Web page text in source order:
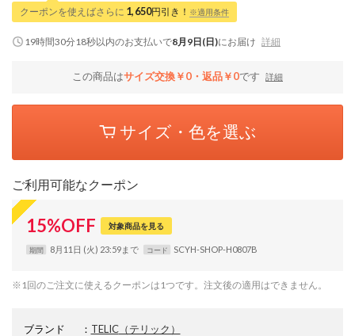
クーポンを使えばさらに 1,650円引き！ ※適用条件
19時間30分17秒以内のお支払いで8月9日(日)にお届け 詳細
この商品はサイズ交換￥0・返品￥0です 詳細
サイズ・色を選ぶ
ご利用可能なクーポン
15%OFF 対象商品を見る
期間 8月11日 (火) 23:59まで コード SCYH-SHOP-H0807B
※1回のご注文に使えるクーポンは1つです。注文後の適用はできません。
ブランド ： TELIC（テリック）